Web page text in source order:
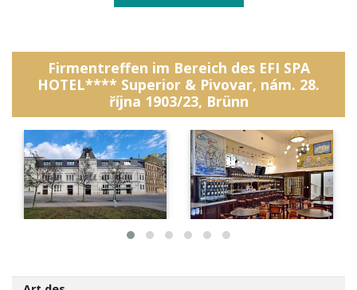
Firmentreffen im Bereich des EFI SPA
HOTEL**** Superior & Pivovar, nám. 28.
října 1903/23, Brünn